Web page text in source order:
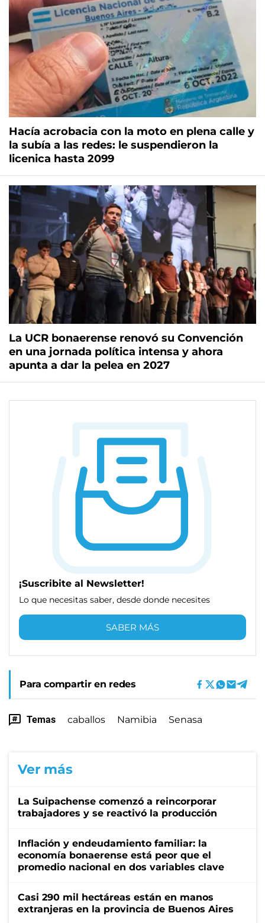
Hacía acrobacia con la moto en plena calle y
la subía a las redes: le suspendieron la
licenica hasta 2099
La UCR bonaerense renovó su Convención
en una jornada política intensa y ahora
apunta a dar la pelea en 2027
¡Suscribite al Newsletter!
Lo que necesitas saber, desde donde necesites
SABER MÁS
Para compartir en redes
Temas caballos Namibia Senasa
Ver más
La Suipachense comenzó a reincorporar
trabajadores y se reactivó la producción
Inflación y endeudamiento familiar: la
economía bonaerense está peor que el
promedio nacional en dos variables clave
Casi 290 mil hectáreas están en manos
extranjeras en la provincia de Buenos Aires